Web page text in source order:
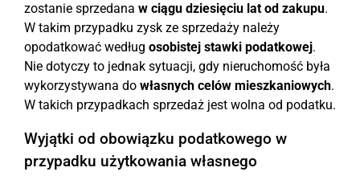
zostanie sprzedana w ciągu dziesięciu lat od zakupu.
W takim przypadku zysk ze sprzedaży należy
opodatkować według osobistej stawki podatkowej.
Nie dotyczy to jednak sytuacji, gdy nieruchomość była
wykorzystywana do własnych celów mieszkaniowych.
W takich przypadkach sprzedaż jest wolna od podatku.
Wyjątki od obowiązku podatkowego w
przypadku użytkowania własnego